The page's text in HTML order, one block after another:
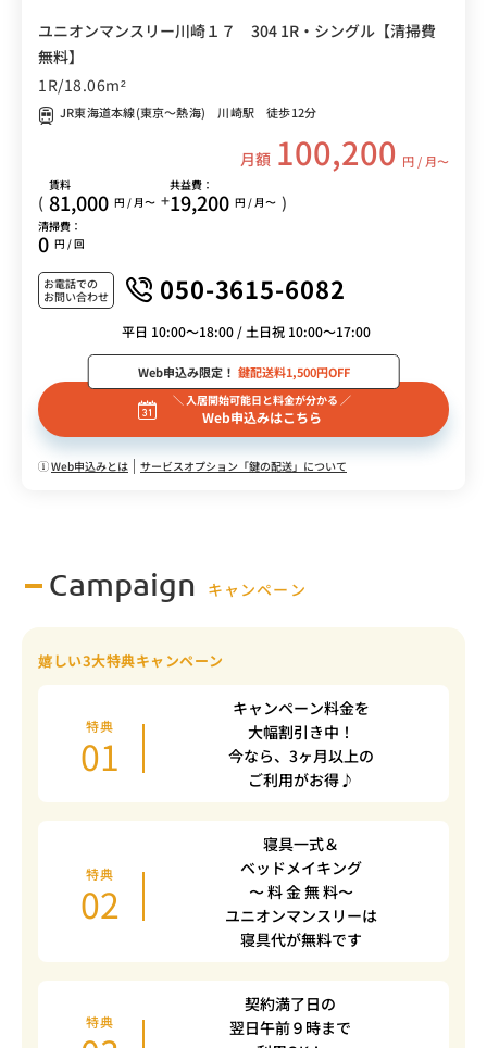
ユニオンマンスリー川崎１７ 304 1R・シングル【清掃費
無料】
1R/18.06m²
JR東海道本線(東京～熱海) 川崎駅 徒歩12分
月額 100,200 円 / 月〜
(
賃料
81,000 円 / 月〜 +
共益費：
19,200 円 / 月〜 )
清掃費：
0 円 / 回
お電話での
お問い合わせ
050-3615-6082
平日 10:00～18:00 / 土日祝 10:00～17:00
＼ 入居開始可能日と料金が分かる ／
Web申込みはこちら
Web申込み限定！ 鍵配送料1,500円OFF
Web申込みとは サービスオプション「鍵の配送」について
Campaign キャンペーン
嬉しい3大特典キャンペーン
特典
01
キャンペーン料金を
大幅割引き中！
今なら、3ヶ月以上の
ご利用がお得♪
特典
02
寝具一式＆
ベッドメイキング
〜 料 金 無 料〜
ユニオンマンスリーは
寝具代が無料です
特典
契約満了日の
翌日午前９時まで